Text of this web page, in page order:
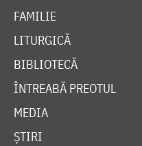
FAMILIE
LITURGICĂ
BIBLIOTECĂ
ÎNTREABĂ PREOTUL
MEDIA
ȘTIRI